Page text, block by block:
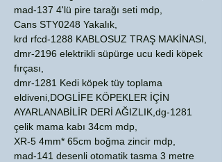
mad-137 4'lü pire tarağı seti mdp,
Cans STY0248 Yakalık,
krd rfcd-1288 KABLOSUZ TRAŞ MAKİNASI,
dmr-2196 elektrikli süpürge ucu kedi köpek
fırçası,
dmr-1281 Kedi köpek tüy toplama
eldiveni,DOGLİFE KÖPEKLER İÇİN
AYARLANABİLİR DERİ AĞIZLIK,dg-1281
çelik mama kabı 34cm mdp,
XR-5 4mm* 65cm boğma zincir mdp,
mad-141 desenli otomatik tasma 3 metre